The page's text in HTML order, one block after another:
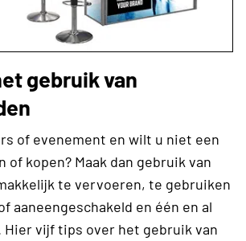
gebruik van
of evenement en wilt u niet een
of kopen? Maak dan gebruik van
te vervoeren, te gebruiken
aaneengeschakeld en één en al
Hier vijf tips over het gebruik van